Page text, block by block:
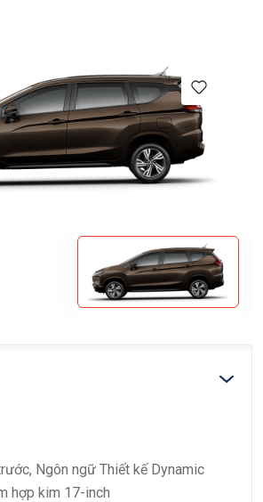
Ngôn ngữ Thiết kế Dynamic
hợp kim 17-inch